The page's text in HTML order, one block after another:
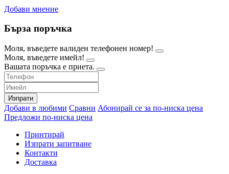
Добави мнение
Бърза поръчка
Моля, въведете валиден телефонен номер!
Моля, въведете имейл!
Вашата поръчка е приета.
Изпрати
Добави в любими Сравни Абонирай се за по-ниска цена
Предложи по-ниска цена
Принтирай
Изпрати запитване
Контакти
Доставка